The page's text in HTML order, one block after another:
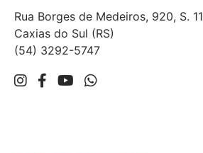
Rua Borges de Medeiros, 920, S. 11
Caxias do Sul (RS)
(54) 3292-5747